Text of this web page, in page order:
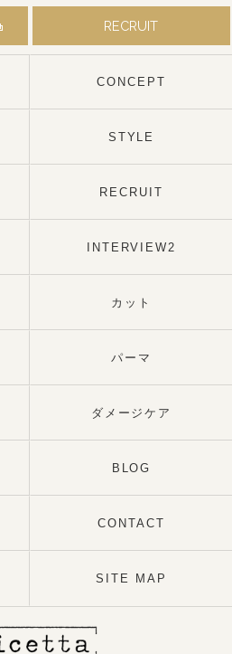
RECRUIT
CONCEPT
STYLE
RECRUIT
INTERVIEW2
カット
パーマ
ダメージケア
BLOG
CONTACT
SITE MAP